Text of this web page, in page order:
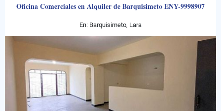
Oficina Comerciales en Alquiler de Barquisimeto ENY-9998907
En: Barquisimeto, Lara